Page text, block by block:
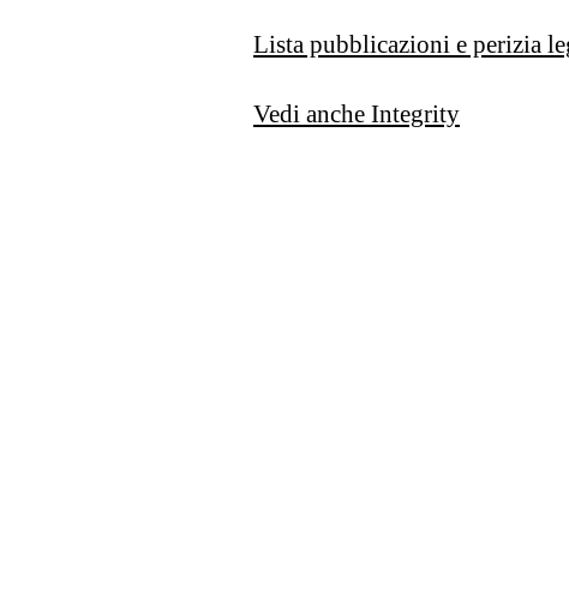
Lista pubblicazioni e perizia
Vedi anche Integrity